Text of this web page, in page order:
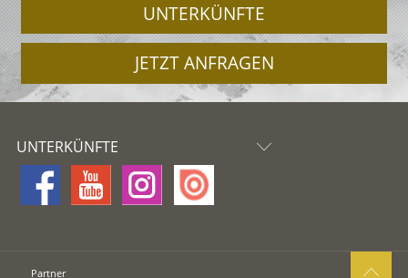
UNTERKÜNFTE
JETZT ANFRAGEN
UNTERKÜNFTE
Partner